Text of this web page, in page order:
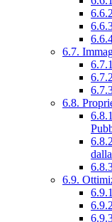
6.7.
6.8.
6.9.